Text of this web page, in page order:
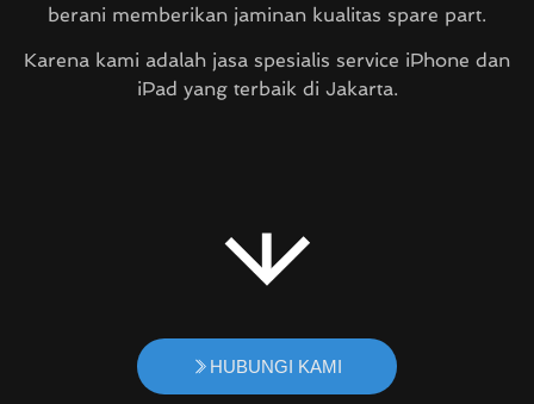
berani memberikan jaminan kualitas spare part.
Karena kami adalah jasa spesialis service iPhone dan
iPad yang terbaik di Jakarta.
HUBUNGI KAMI